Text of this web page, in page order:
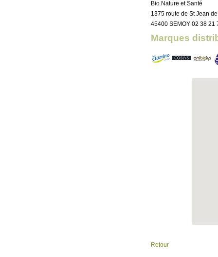
Bio Nature et Santé
1375 route de St Jean
45400 SEMOY 02 38 21
Marques
Retour